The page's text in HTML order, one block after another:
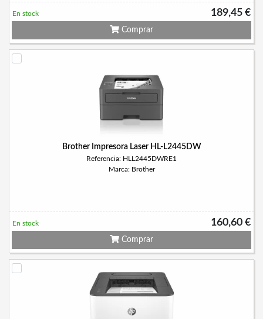
189,45 €
En stock
Comprar
Brother Impresora Laser HL-L2445DW
Referencia: HLL2445DWRE1
Marca: Brother
160,60 €
En stock
Comprar